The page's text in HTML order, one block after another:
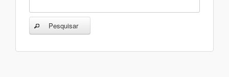
Pesquisar